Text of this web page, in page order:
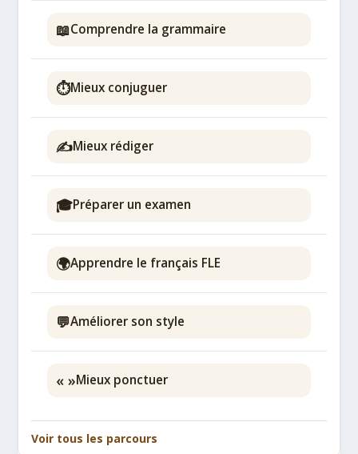
📖Comprendre la grammaire
⏱️Mieux conjuguer
✍️Mieux rédiger
🎓Préparer un examen
🌍Apprendre le français FLE
💬Améliorer son style
« »Mieux ponctuer
Voir tous les parcours